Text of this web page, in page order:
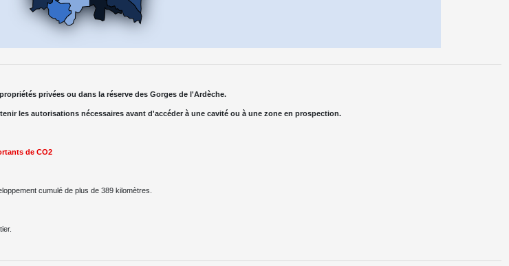
privées ou dans la réserve des Gorges de l'Ardèche.
les autorisations nécessaires avant d'accéder à une cavité ou à une zone en prospection.
de CO2
cumulé de plus de 389 kilomètres.